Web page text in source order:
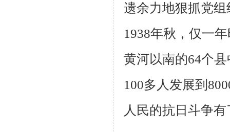
遗余力地狠抓党
1938年秋，仅一
黄河以南的64个
100多人发展到
人民的抗日斗争